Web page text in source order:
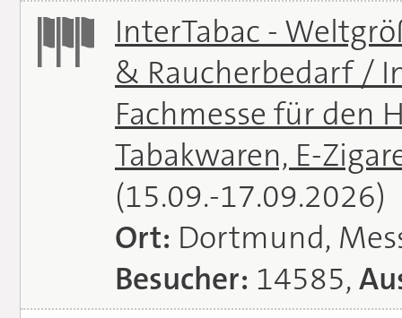
InterTabac -
& Raucherbedarf /
Fachmesse für den
Tabakwaren, E-
(15.09.-17.09.2026)
Ort: Dortmund,
Besucher: 14585,